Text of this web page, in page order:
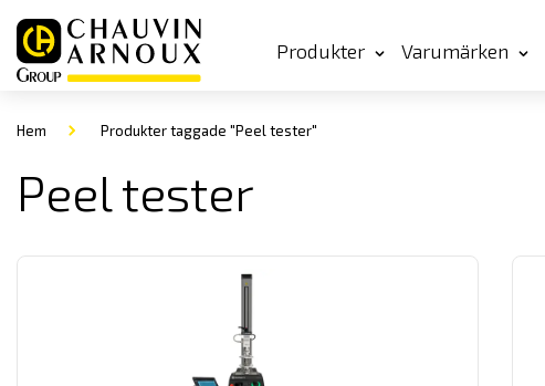
Produkter Varumärken
Hem Produkter taggade "Peel tester"
Peel tester